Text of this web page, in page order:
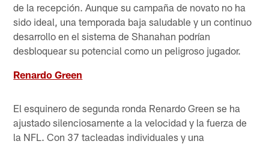
de la recepción. Aunque su campaña de novato no ha
sido ideal, una temporada baja saludable y un continuo
desarrollo en el sistema de Shanahan podrían
desbloquear su potencial como un peligroso jugador.
Renardo Green
El esquinero de segunda ronda Renardo Green se ha
ajustado silenciosamente a la velocidad y la fuerza de
la NFL. Con 37 tacleadas individuales y una